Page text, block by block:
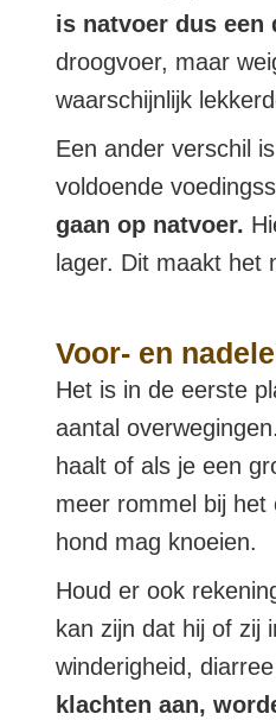
is natvoer dus een
droogvoer, maar
waarschijnlijk
Een ander verschil
voldoende
gaan op natvoer.
lager. Dit maakt het
Voor- en
Het is in de eerste
aantal overwegingen.
haalt of als je een
meer rommel bij
hond mag knoeien.
Houd er ook
kan zijn dat hij of zij
winderigheid,
klachten aan,